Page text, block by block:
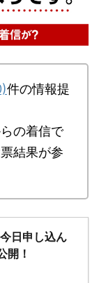
件の情報提
の着信で
結果が参
日申し込ん
開！